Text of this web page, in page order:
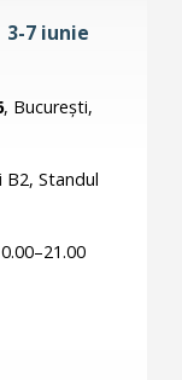
3-7 iunie
, București,
B2, Standul